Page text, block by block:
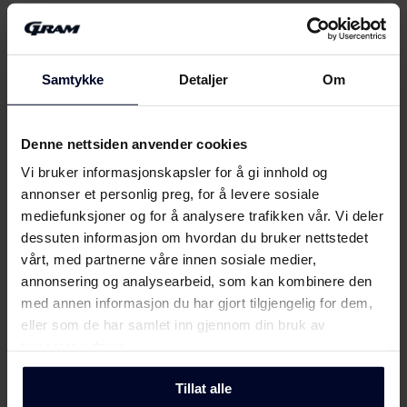
Samtykke Detaljer Om
Denne nettsiden anvender cookies
Vi bruker informasjonskapsler for å gi innhold og
annonser et personlig preg, for å levere sosiale
mediefunksjoner og for å analysere trafikken vår. Vi deler
dessuten informasjon om hvordan du bruker nettstedet
vårt, med partnerne våre innen sosiale medier,
annonsering og analysearbeid, som kan kombinere den
med annen informasjon du har gjort tilgjengelig for dem,
eller som de har samlet inn gjennom din bruk av
Tillat alle
Produktdatablad
Produktkort
(DK,EN,FI,SV,NO)
Last ned
Brukerveiledning
Sikkerhetsinformasjon og
advarsler (NO)
Last ned
Sikkerhetsinformasjon og
advarsler (FI)
Last ned
Sikkerhetsinformasjon og
Last ned
Sikkerhetsinformasjon og
Vis mer
MøtGram